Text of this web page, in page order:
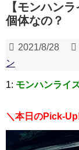
【モンハン
個体なの？
2021/8/28
ン
1: モンハンライ
＼本日のPick-